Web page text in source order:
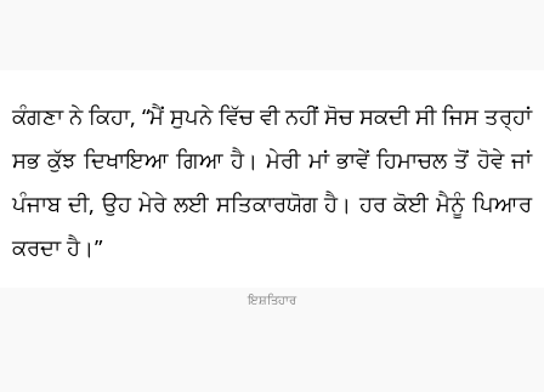
ਕੰਗਣਾ ਨੇ ਕਿਹਾ, “ਮੈਂ ਸੁਪਨੇ ਵਿੱਚ ਵੀ ਨਹੀਂ ਸੋਚ ਸਕਦੀ ਸੀ ਜਿਸ ਤਰ੍ਹਾਂ
ਸਭ ਕੁੱਝ ਦਿਖਾਇਆ ਗਿਆ ਹੈ। ਮੇਰੀ ਮਾਂ ਭਾਵੇਂ ਹਿਮਾਚਲ ਤੋਂ ਹੋਵੇ ਜਾਂ
ਪੰਜਾਬ ਦੀ, ਉਹ ਮੇਰੇ ਲਈ ਸਤਿਕਾਰਯੋਗ ਹੈ। ਹਰ ਕੋਈ ਮੈਨੂੰ ਪਿਆਰ
ਕਰਦਾ ਹੈ।”